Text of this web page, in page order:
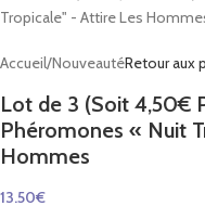
Accueil/NouveautéRetour aux
Lot de 3 (Soit 4,50€
Phéromones « Nuit
Hommes
13.50€